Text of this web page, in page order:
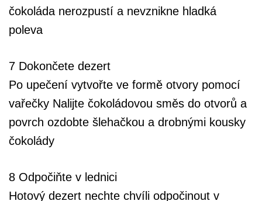
čokoláda nerozpustí a nevznikne hladká
poleva
7 Dokončete dezert
Po upečení vytvořte ve formě otvory pomocí
vařečky Nalijte čokoládovou směs do otvorů a
povrch ozdobte šlehačkou a drobnými kousky
čokolády
8 Odpočiňte v lednici
Hotový dezert nechte chvíli odpočinout v